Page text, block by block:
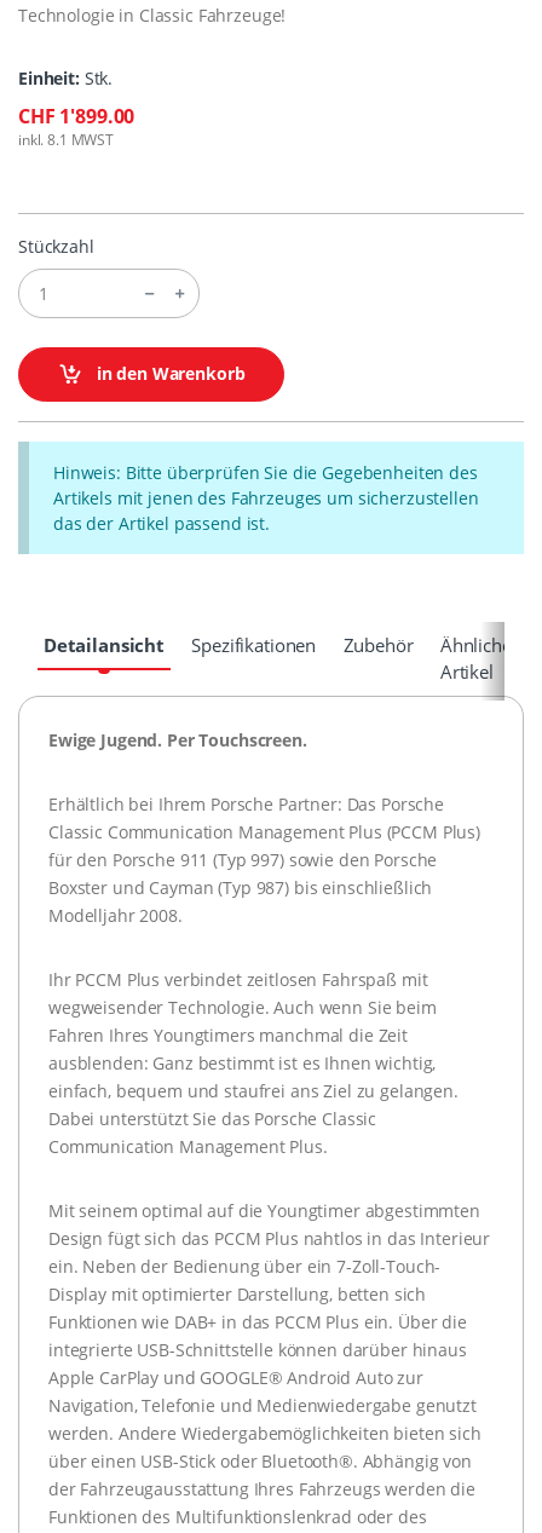
Technologie in Classic Fahrzeuge!
Einheit: Stk.
CHF 1'899.00
inkl. 8.1 MWST
Stückzahl
in den Warenkorb
Hinweis: Bitte überprüfen Sie die Gegebenheiten des
Artikels mit jenen des Fahrzeuges um sicherzustellen
das der Artikel passend ist.
Detailansicht Spezifikationen Zubehör
Ähnliche
Artikel
Ewige Jugend. Per Touchscreen.
Erhältlich bei Ihrem Porsche Partner: Das Porsche
Classic Communication Management Plus (PCCM Plus)
für den Porsche 911 (Typ 997) sowie den Porsche
Boxster und Cayman (Typ 987) bis einschließlich
Modelljahr 2008.
Ihr PCCM Plus verbindet zeitlosen Fahrspaß mit
wegweisender Technologie. Auch wenn Sie beim
Fahren Ihres Youngtimers manchmal die Zeit
ausblenden: Ganz bestimmt ist es Ihnen wichtig,
einfach, bequem und staufrei ans Ziel zu gelangen.
Dabei unterstützt Sie das Porsche Classic
Communication Management Plus.
Mit seinem optimal auf die Youngtimer abgestimmten
Design fügt sich das PCCM Plus nahtlos in das Interieur
ein. Neben der Bedienung über ein 7-Zoll-Touch-
Display mit optimierter Darstellung, betten sich
Funktionen wie DAB+ in das PCCM Plus ein. Über die
integrierte USB-Schnittstelle können darüber hinaus
Apple CarPlay und GOOGLE® Android Auto zur
Navigation, Telefonie und Medienwiedergabe genutzt
werden. Andere Wiedergabemöglichkeiten bieten sich
über einen USB-Stick oder Bluetooth®. Abhängig von
der Fahrzeugausstattung Ihres Fahrzeugs werden die
Funktionen des Multifunktionslenkrad oder des